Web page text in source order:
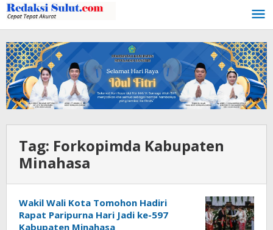
Lewati
ke
konten
Tag: Forkopimda Kabupaten
Minahasa
Wakil Wali Kota Tomohon Hadiri
Rapat Paripurna Hari Jadi ke-597
Kabupaten Minahasa